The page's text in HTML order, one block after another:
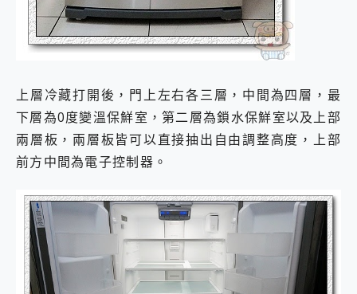
上層冷藏打開後，門上左右各三層，中間為四層，最
下層為0度變溫保鮮室，第二層為鎖水保鮮室以及上部
兩層板，兩層板皆可以直接抽出自由調整高度，上部
前方中間為電子控制器。